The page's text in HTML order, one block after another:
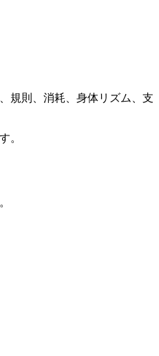
規則、消耗、身体リズム、支
。